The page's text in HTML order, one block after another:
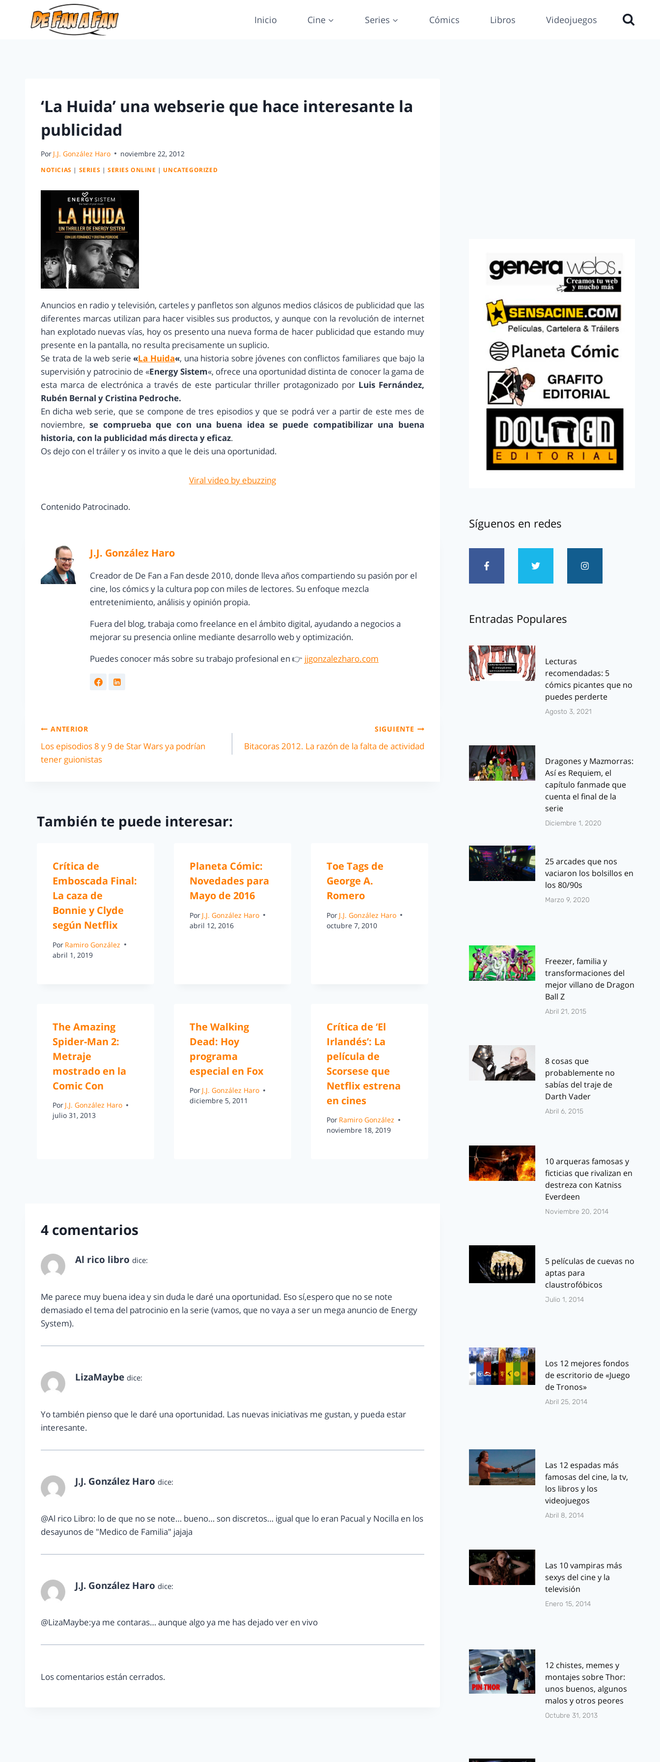
Inicio Cine Series Cómics Libros Videojuegos
‘La Huida’ una webserie que hace interesante la
publicidad
Por J.J. González Haro noviembre 22, 2012
NOTICIAS | SERIES | SERIES ONLINE | UNCATEGORIZED
Anuncios en radio y televisión, carteles y panfletos son algunos medios clásicos de publicidad que las
diferentes marcas utilizan para hacer visibles sus productos, y aunque con la revolución de internet
han explotado nuevas vías, hoy os presento una nueva forma de hacer publicidad que estando muy
presente en la pantalla, no resulta precisamente un suplicio.
Se trata de la web serie«La Huida«, una historia sobre jóvenes con conflictos familiares que bajo la
supervisión y patrocinio de «Energy Sistem«, ofrece una oportunidad distinta de conocer la gama de
esta marca de electrónica a través de este particular thriller protagonizado por Luis Fernández,
Rubén Bernal y Cristina Pedroche.
En dicha web serie, que se compone de tres episodios y que se podrá ver a partir de este mes de
noviembre,se comprueba que con una buena idea se puede compatibilizar una buena
historia, con la publicidad más directa y eficaz.
Os dejo con el tráiler y os invito a que le deis una oportunidad.
Viral video by ebuzzing
Contenido Patrocinado.
J.J. González Haro
Creador de De Fan a Fan desde 2010, donde lleva años compartiendo su pasión por el
cine, los cómics y la cultura pop con miles de lectores. Su enfoque mezcla
entretenimiento, análisis y opinión propia.
Fuera del blog, trabaja como freelance en el ámbito digital, ayudando a negocios a
mejorar su presencia online mediante desarrollo web y optimización.
Puedes conocer más sobre su trabajo profesional en 👉 jjgonzalezharo.com
ANTERIOR
Los episodios 8 y 9 de Star Wars ya podrían
tener guionistas
SIGUIENTE
Bitacoras 2012. La razón de la falta de actividad
También te puede interesar:
Crítica de
Emboscada Final:
La caza de
Bonnie y Clyde
según Netflix
Por Ramiro González
abril 1, 2019
Planeta Cómic:
Novedades para
Mayo de 2016
Por J.J. González Haro
abril 12, 2016
Toe Tags de
George A.
Romero
Por J.J. González Haro
octubre 7, 2010
The Amazing
Spider-Man 2:
Metraje
mostrado en la
Comic Con
Por J.J. González Haro
julio 31, 2013
The Walking
Dead: Hoy
programa
especial en Fox
Por J.J. González Haro
diciembre 5, 2011
Crítica de ‘El
Irlandés’: La
película de
Scorsese que
Netflix estrena
en cines
Por Ramiro González
noviembre 18, 2019
4 comentarios
Al rico libro dice:
Me parece muy buena idea y sin duda le daré una oportunidad. Eso sí,espero que no se note
demasiado el tema del patrocinio en la serie (vamos, que no vaya a ser un mega anuncio de Energy
System).
LizaMaybe dice:
Yo también pienso que le daré una oportunidad. Las nuevas iniciativas me gustan, y pueda estar
interesante.
J.J. González Haro dice:
@Al rico Libro: lo de que no se note… bueno… son discretos… igual que lo eran Pacual y Nocilla en los
desayunos de "Medico de Familia" jajaja
J.J. González Haro dice:
@LizaMaybe:ya me contaras… aunque algo ya me has dejado ver en vivo
Los comentarios están cerrados.
Síguenos en redes
Entradas Populares
Lecturas
recomendadas: 5
cómics picantes que no
puedes perderte
Agosto 3, 2021
Dragones y Mazmorras:
Así es Requiem, el
capítulo fanmade que
cuenta el final de la
serie
Diciembre 1, 2020
25 arcades que nos
vaciaron los bolsillos en
los 80/90s
Marzo 9, 2020
Freezer, familia y
transformaciones del
mejor villano de Dragon
Ball Z
Abril 21, 2015
8 cosas que
probablemente no
sabías del traje de
Darth Vader
Abril 6, 2015
10 arqueras famosas y
ficticias que rivalizan en
destreza con Katniss
Everdeen
Noviembre 20, 2014
5 películas de cuevas no
aptas para
claustrofóbicos
Julio 1, 2014
Los 12 mejores fondos
de escritorio de «Juego
de Tronos»
Abril 25, 2014
Las 12 espadas más
famosas del cine, la tv,
los libros y los
videojuegos
Abril 8, 2014
Las 10 vampiras más
sexys del cine y la
televisión
Enero 15, 2014
12 chistes, memes y
montajes sobre Thor:
unos buenos, algunos
malos y otros peores
Octubre 31, 2013